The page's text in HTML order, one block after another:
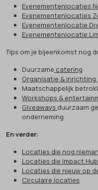
Evenementenlocaties
Evenementenlocaties
Evenementenlocatie
Evenementenlocatie
Tips om je bijeenkomst nog
Duurzame catering
Organisatie & inrichting
Maatschappelijk
Workshops &
Giveaways duurzaam
onderneming
En verder:
Locaties die nog
Locaties die Impact
Locaties die nieuw op
Circulaire locaties